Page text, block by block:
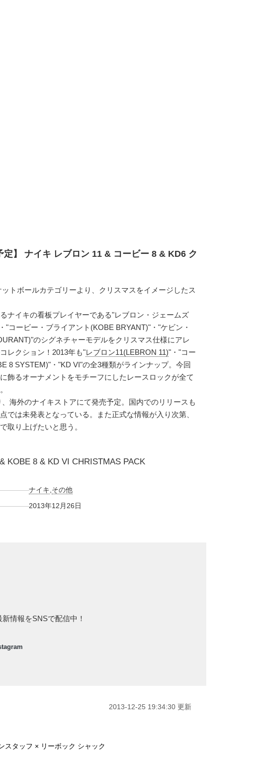
定】 ナイキ レブロン 11 & コービー 8 & KD6 ク
トボールカテゴリーより、クリスマスをイメージしたス
ナイキの看板プレイヤーである"レブロン・ジェームズ
"コービー・ブライアント(KOBE BRYANT)"・"ケビン・
のシグネチャーモデルをクリスマス仕様にアレ
レクション！2013年も"レブロン11(LEBRON 11)"・"コー
8 SYSTEM)"・"KD VI"の全3種類がラインナップ。今回
飾るオーナメントをモチーフにしたレースロックが全て
、海外のナイキストアにて発売予定。国内でのリリースも
では未発表となっている。また正式な情報が入り次第、
取り上げたいと思う。
KOBE 8 & KD VI CHRISTMAS PACK
ナイキ その他
2013年12月26日
情報をSNSで配信中！
2013-12-25 19:34:30 更新
スタッフ × リーボック シャック